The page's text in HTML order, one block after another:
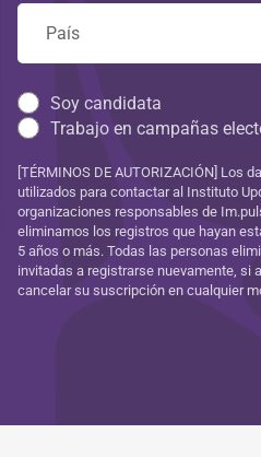
Soy candidata
Trabajo en campañas
[TÉRMINOS DE AUTORIZACIÓN] Los
utilizados para contactar al Instituto
organizaciones responsables de
eliminamos los registros que hayan
5 años o más. Todas las personas
invitadas a registrarse nuevamente, si
cancelar su suscripción en cualquier